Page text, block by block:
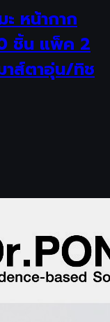
ะ หน้ากาก
ชิ้น แพ็ค 2
ส์ตาอุ่น/ทิช